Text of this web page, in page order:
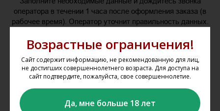
Возрастные ограничения!
Сайт содержит информацию, не рекомендованную для лиц,
не достигших совершеннолетнего возраста. Для доступа на
сайт подтвердите, пожалуйста, свое совершеннолетие.
Да, мне больше 18 лет
оператора в течении 1 часа после оформления заказа (в
рабочее время). Оператор уточнит правильность данных.
подтверждения заказа оператором.